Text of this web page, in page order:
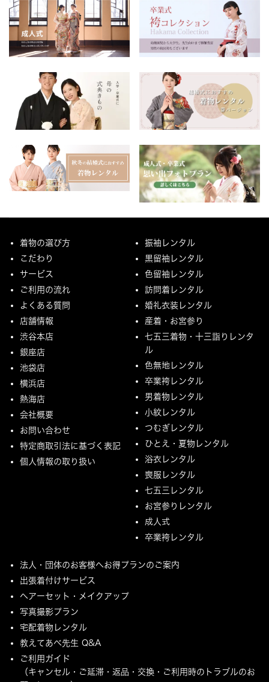
着物の選び方
こだわり
サービス
ご利用の流れ
よくある質問
店舗情報
渋谷本店
銀座店
池袋店
横浜店
熱海店
会社概要
お問い合わせ
特定商取引法に基づく表記
個人情報の取り扱い
振袖レンタル
黒留袖レンタル
色留袖レンタル
訪問着レンタル
婚礼衣装レンタル
産着・お宮参り
七五三着物・十三詣りレンタ
ル
色無地レンタル
卒業袴レンタル
男着物レンタル
小紋レンタル
つむぎレンタル
ひとえ・夏物レンタル
浴衣レンタル
喪服レンタル
七五三レンタル
お宮参りレンタル
成人式
卒業袴レンタル
法人・団体のお客様へお得プランのご案内
出張着付けサービス
ヘアーセット・メイクアップ
写真撮影プラン
宅配着物レンタル
教えてあべ先生 Q&A
ご利用ガイド
（キャンセル・ご延滞・返品・交換・ご利用時のトラブルのお